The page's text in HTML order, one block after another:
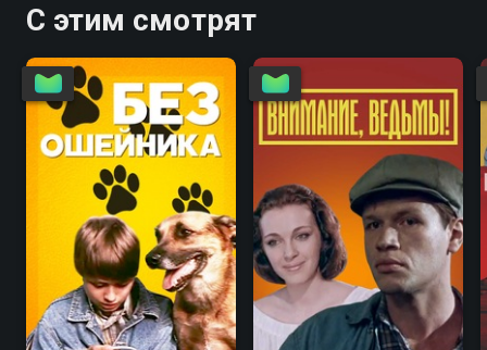
С этим смотрят
6.7 4.6 5.6